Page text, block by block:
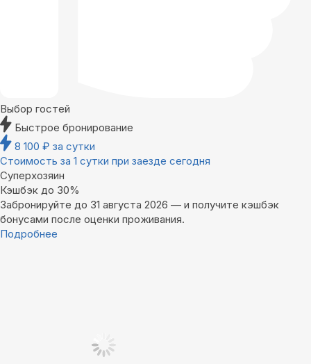
Выбор гостей
Быстрое бронирование
8 100 ₽ за сутки
Стоимость за 1 сутки при заезде сегодня
Суперхозяин
Кэшбэк до 30%
Забронируйте до 31 августа 2026 — и получите кэшбэк
бонусами после оценки проживания.
Подробнее